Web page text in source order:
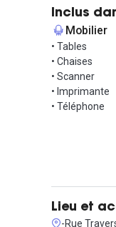
Charges
Accès
En plus de
sportives et
A seulement
N'attendez
Inclus
Mobilier
• Tables
• Chaises
• Scanner
• Imprimante
• Téléphone
Lieu et
-Rue